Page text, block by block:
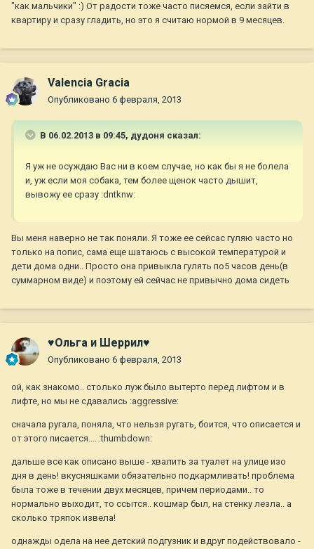
"как мальчики" :) От радости тоже часто писяемся, если зайти в
квартиру и сразу гладить, но это я считаю нормой в 9 месяцев.
Valencia Gracia
Опубликовано 6 февраля, 2013
В 06.02.2013 в 09:45, дудоня сказал:
Я уж не осуждаю Вас ни в коем случае, но как бы я не болела
и, уж если моя собака, тем более щенок часто дышит,
вывожу ее сразу :dntknw:
Вы меня наверно не так поняли. Я тоже ее сейсас гуляю часто но
только на попис, сама еще шатаюсь с высокой температурой и
дети дома одни.. Просто она привыкла гулять по5 часов день(в
суммарном виде) и поэтому ей сейчас не привычно дома сидеть
♥Ольга и Шеррил♥
Опубликовано 6 февраля, 2013
ой, как знакомо.. столько луж было вытерто перед лифтом и в
лифте, но мы не сдавались :aggressive:
сначала ругала, поняла, что нельзя ругать, боится, что описается и
от этого писается.... :thumbdown:
дальше все как описано выше - хвалить за туалет на улице изо
дня в день! вкусняшками обязательно подкармливать! проблема
была тоже в течении двух месяцев, причем периодами.. то
нормально выходит, то ссытся.. кошмар был, на стенку лезла.. а
сколько тряпок извела!
однажды одела на нее детский подгузник и вдруг подействовало -